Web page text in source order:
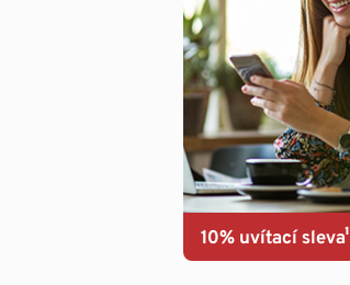
10% uvítací sleva¹